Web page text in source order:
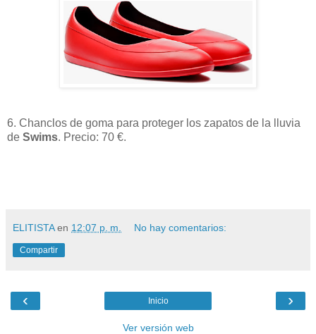
6. Chanclos de goma para proteger los zapatos de la lluvia
de Swims. Precio: 70 €.
ELITISTA en 12:07 p. m. No hay comentarios:
Compartir
‹ ›
Inicio
Ver versión web